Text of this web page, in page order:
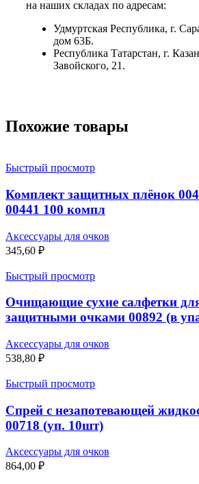
на наших складах по адресам:
Удмуртская Республика, г.
дом 63Б.
Республика Татарстан, г.
Завойского, 21.
Похожие товары
Быстрый просмотр
Комплект защитных плёнок
00441 100 компл
Аксессуары для очков
345,60 ₽
Быстрый просмотр
Очищающие сухие салфетки
защитными очками 00892 (в
Аксессуары для очков
538,80 ₽
Быстрый просмотр
Спрей с незапотевающей
00718 (уп. 10шт)
Аксессуары для очков
864,00 ₽